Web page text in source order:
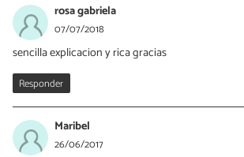
rosa gabriela
07/07/2018
sencilla explicacion y rica gracias
Responder
Maribel
26/06/2017